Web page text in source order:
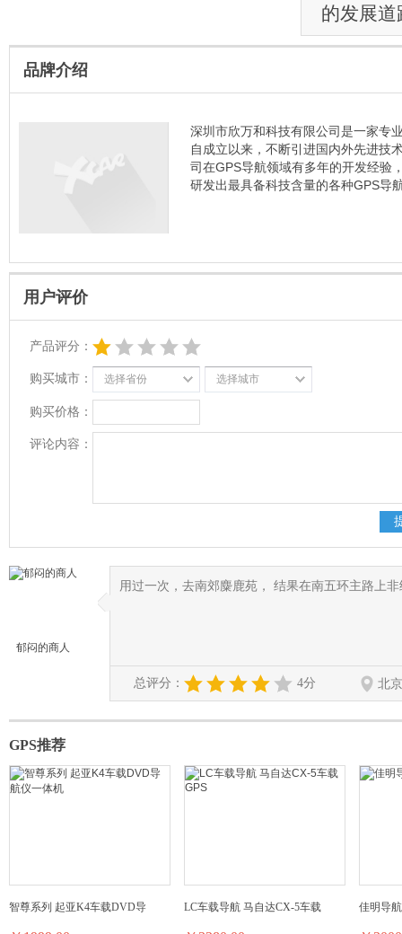
的发展道
品牌介绍
深圳市欣万和科技有限公司是一家专
自成立以来，不断引进国内外先进技
司在GPS导航领域有多年的开发经验
研发出最具备科技含量的各种GPS导
用户评价
产品评分：
购买城市： 选择省份 选择城市
购买价格：
评论内容：
郁闷的商人
◆
◆ 用过一次，去南郊麋鹿苑， 结果在南五环主路上
总评分： 4分 北
GPS推荐
智尊系列 起亚K4车载DVD导 LC车载导航 马自达CX-5车载 佳明导